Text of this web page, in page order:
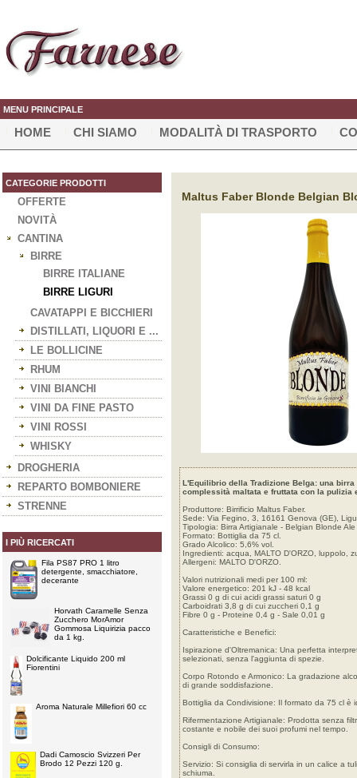
MENU PRINCIPALE
HOME CHI SIAMO MODALITÀ DI TRASPORTO
CATEGORIE PRODOTTI
OFFERTE
NOVITÀ
CANTINA
BIRRE
BIRRE ITALIANE
BIRRE LIGURI
CAVATAPPI E BICCHIERI
DISTILLATI, LIQUORI E ...
LE BOLLICINE
RHUM
VINI BIANCHI
VINI DA FINE PASTO
VINI ROSSI
WHISKY
DROGHERIA
REPARTO BOMBONIERE
STRENNE
I PIÙ RICERCATI
Fila PS87 PRO 1 litro
detergente, smacchiatore,
decerante
Horvath Caramelle Senza
Zucchero MorAmor
Gommosa Liquirizia pacco
da 1 kg.
Dolcificante Liquido 200 ml
Fiorentini
Aroma Naturale Millefiori 60 cc
Dadi Camoscio Svizzeri Per
Brodo 12 Pezzi 120 g.
Maltus Faber Blonde Belgian
L'Equilibrio della Tradizione Belga: una
complessità maltata e fruttata con la
Produttore: Birrificio Maltus Faber.
Sede: Via Fegino, 3, 16161 Genova (GE),
Tipologia: Birra Artigianale - Belgian Blonde
Formato: Bottiglia da 75 cl.
Grado Alcolico: 5,6% vol.
Ingredienti: acqua, MALTO D'ORZO, luppolo,
Allergeni: MALTO D'ORZO.
Valori nutrizionali medi per 100 ml:
Valore energetico: 201 kJ - 48 kcal
Grassi 0 g di cui acidi grassi saturi 0 g
Carboidrati 3,8 g di cui zuccheri 0,1 g
Fibre 0 g - Proteine 0,4 g - Sale 0,01 g
Caratteristiche e Benefici:
Ispirazione d'Oltremanica: Una perfetta
selezionati, senza l'aggiunta di spezie.
Corpo Rotondo e Armonico: La gradazione
di grande soddisfazione.
Bottiglia da Condivisione: Il formato da 75 cl
Rifermentazione Artigianale: Prodotta senza
costante e nobile dei suoi profumi nel tempo.
Consigli di Consumo:
Servizio: Si consiglia di servirla in un calice a
schiuma.